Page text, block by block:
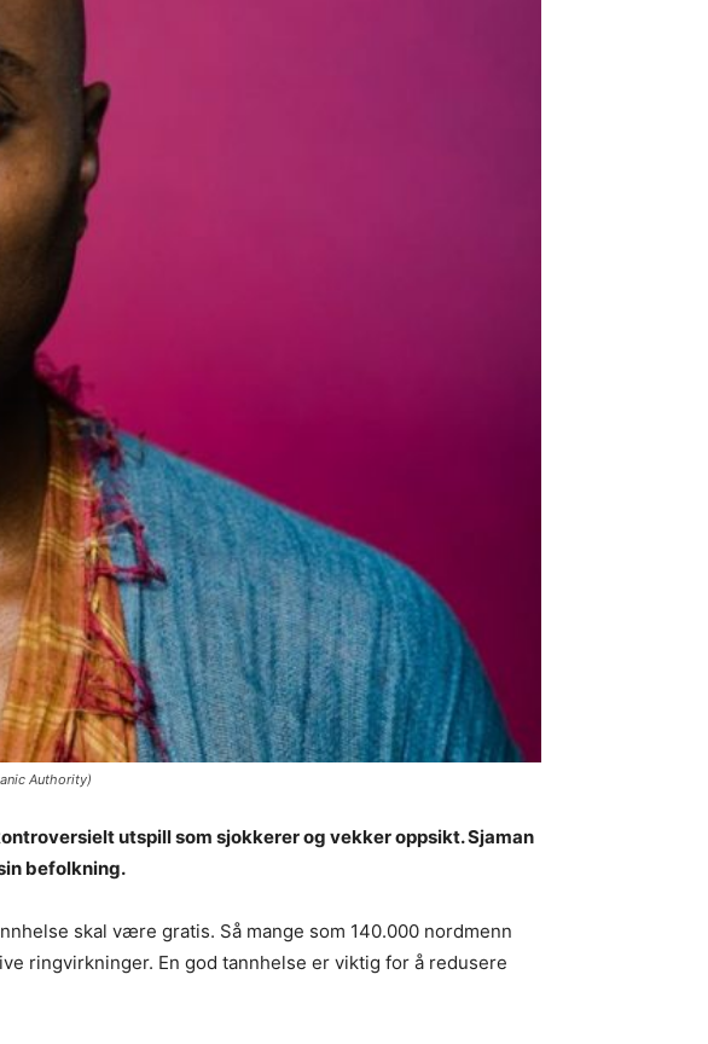
Authority)
utspill som sjokkerer og vekker oppsikt. Sjaman
befolkning.
skal være gratis. Så mange som 140.000 nordmenn
ringvirkninger. En god tannhelse er viktig for å redusere